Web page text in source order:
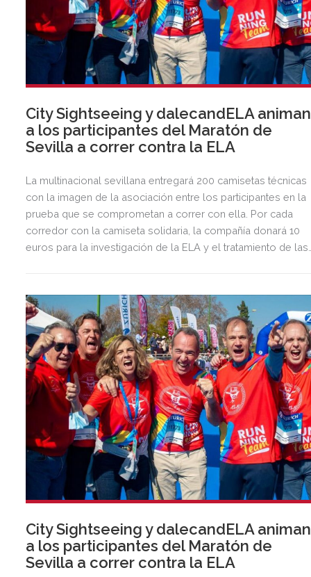
City Sightseeing y dalecandELA animan
a los participantes del Maratón de
Sevilla a correr contra la ELA
La multinacional sevillana entregará 200 camisetas técnicas
con la imagen de la asociación entre los participantes en la
prueba que se comprometan a correr con ella. Por cada
corredor con la camiseta solidaria, la compañía donará 10
euros para la investigación de la ELA y el tratamiento de las
City Sightseeing y dalecandELA animan
a los participantes del Maratón de
Sevilla a correr contra la ELA